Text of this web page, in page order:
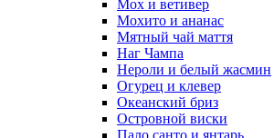
Мох и ветивер
Мохито и ананас
Мятный чай маття
Наг Чампа
Нероли и белый жасмин
Огурец и клевер
Океанский бриз
Островной виски
Пало санто и янтарь